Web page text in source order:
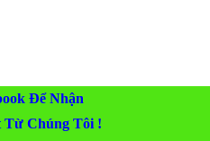
Để Nhận
Chúng Tôi !